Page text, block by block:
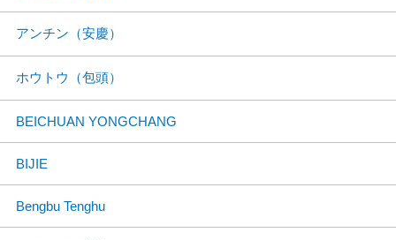
アンチン（安慶）
ホウトウ（包頭）
BEICHUAN YONGCHANG
BIJIE
Bengbu Tenghu